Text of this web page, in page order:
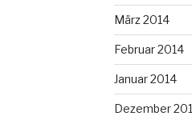
März 2014
Februar 2014
Januar 2014
Dezember